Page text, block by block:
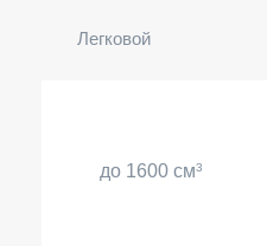
Легковой
до 1600 см3